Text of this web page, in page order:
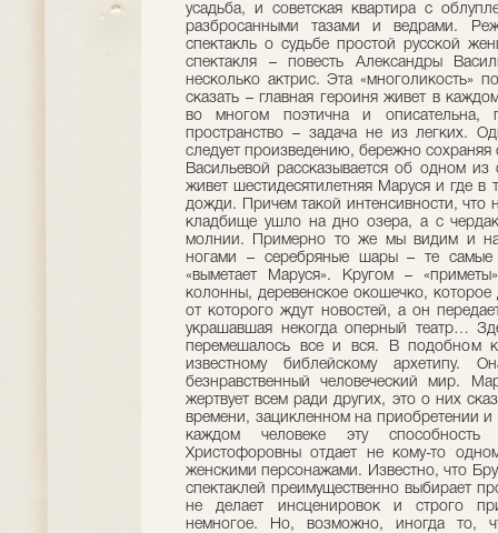
усадьба, и советская квартира с
разбросанными тазами и ведрами.
спектакль о судьбе простой русской
спектакля – повесть Александры
несколько актрис. Эта «многоликость»
сказать – главная героиня живет в
во многом поэтична и описательна,
пространство – задача не из легких.
следует произведению, бережно
Васильевой рассказывается об одном
живет шестидесятилетняя Маруся и где в
дожди. Причем такой интенсивности, что
кладбище ушло на дно озера, а с
молнии. Примерно то же мы видим и
ногами – серебряные шары – те
«выметает Маруся». Кругом –
колонны, деревенское окошечко, которое
от которого ждут новостей, а он
украшавшая некогда оперный театр…
перемешалось все и вся. В подобном
известному библейскому
безнравственный человеческий мир.
жертвует всем ради других, это о них
времени, зацикленном на приобретении
каждом человеке эту
Христофоровны отдает не кому-то
женскими персонажами. Известно, что
спектаклей преимущественно выбирает
не делает инсценировок и строго
немногое. Но, возможно, иногда то,